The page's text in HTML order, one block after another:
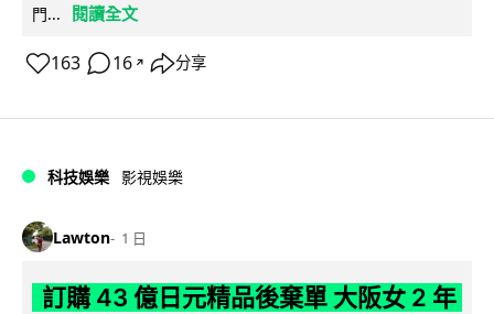
門...
閱讀全文
163 16 ↗ 分享
科技娛樂 影視娛樂
Lawton 1 日
訂購 43 億日元精品後棄單 大阪女 2 年